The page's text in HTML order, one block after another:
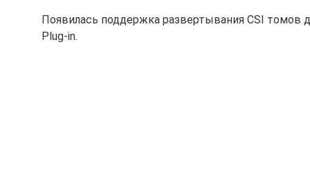
Появилась поддержка развертывания CSI томов
Plug-in.